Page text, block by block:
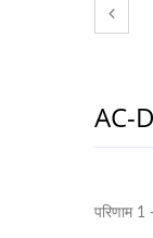
AC-
परिणाम